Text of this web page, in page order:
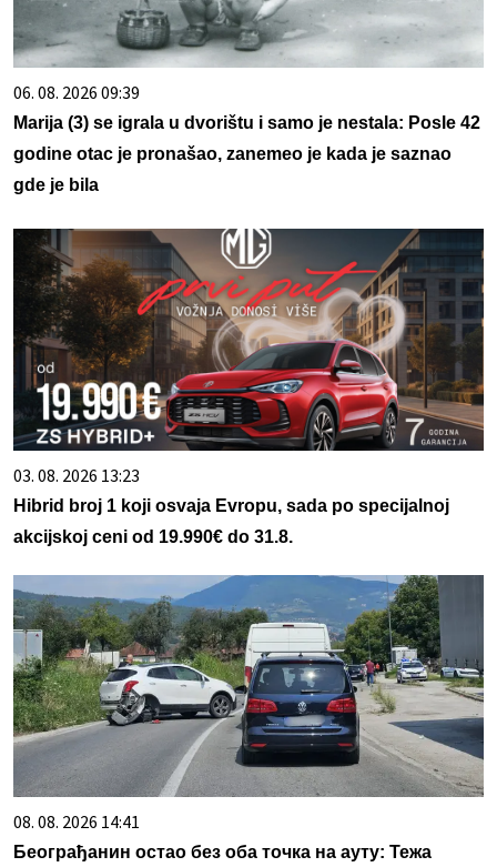
06. 08. 2026 09:39
Marija (3) se igrala u dvorištu i samo je nestala: Posle 42
godine otac je pronašao, zanemeo je kada je saznao
gde je bila
03. 08. 2026 13:23
Hibrid broj 1 koji osvaja Evropu, sada po specijalnoj
akcijskoj ceni od 19.990€ do 31.8.
08. 08. 2026 14:41
Београђанин остао без оба точка на ауту: Тежа